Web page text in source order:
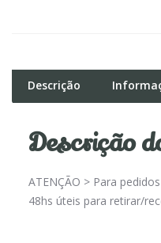
Descrição
Descrição
ATENÇÃO > Para
48hs úteis para retirar/